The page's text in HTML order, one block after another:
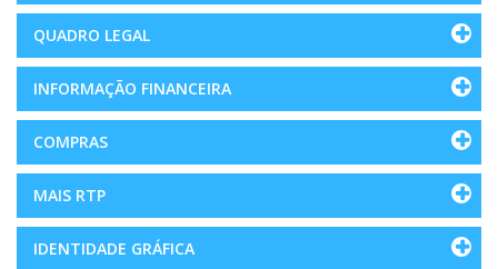
QUADRO LEGAL
INFORMAÇÃO FINANCEIRA
COMPRAS
MAIS RTP
IDENTIDADE GRÁFICA